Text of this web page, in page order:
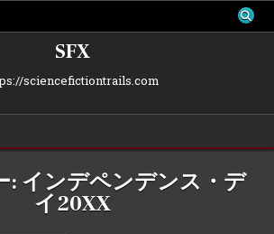
SFX
sciencefictiontrails.com
: インデペンデンス・デ
イ20XX